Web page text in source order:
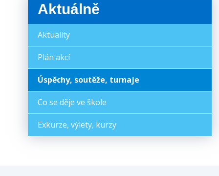
Aktuálně
Aktuality
Plán akcí
Úspěchy, soutěže, turnaje
Co se děje ve škole
Exkurze, výlety, kurzy